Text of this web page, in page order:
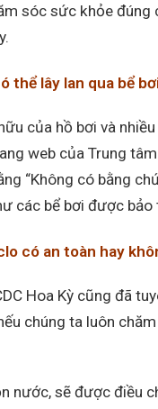
sóc sức khỏe
thể lây lan qua bể
của hồ bơi và
web của Trung
“Không có bằng
các bể bơi được bảo
có an toàn hay
Hoa Kỳ cũng đã
chúng ta luôn
nước, sẽ được điều